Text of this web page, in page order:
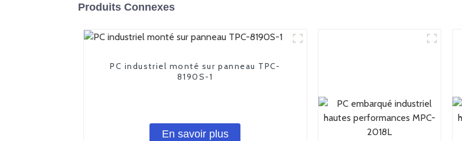
Produits Connexes
PC industriel monté sur panneau TPC-
8190S-1
En savoir plus